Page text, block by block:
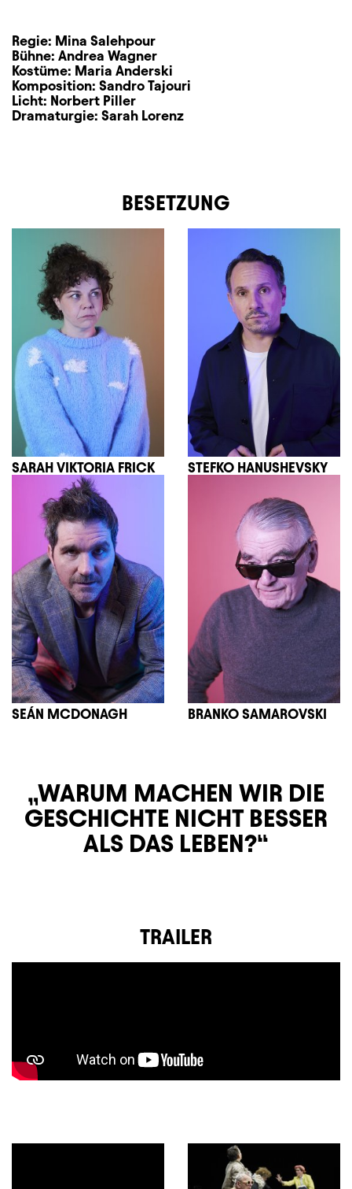
Regie: Mina Salehpour
Bühne: Andrea Wagner
Kostüme: Maria Anderski
Komposition: Sandro Tajouri
Licht: Norbert Piller
Dramaturgie: Sarah Lorenz
BESETZUNG
SARAH VIKTORIA FRICK STEFKO HANUSHEVSKY
SEÁN MCDONAGH BRANKO SAMAROVSKI
WARUM MACHEN WIR DIE
GESCHICHTE NICHT BESSER
ALS DAS LEBEN?
TRAILER